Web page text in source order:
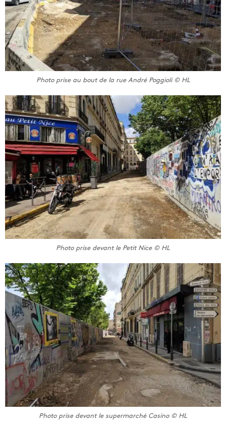
Photo prise au bout de la rue André Poggioli © HL
Photo prise devant le Petit Nice © HL
Photo prise devant le supermarché Casino © HL